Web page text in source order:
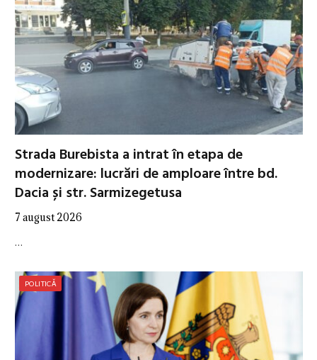
Strada Burebista a intrat în etapa de
modernizare: lucrări de amploare între bd.
Dacia și str. Sarmizegetusa
7 august 2026
…
POLITICĂ